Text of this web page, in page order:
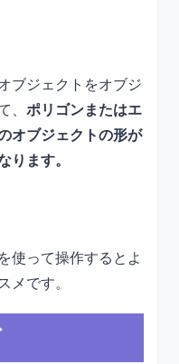
ブジェクトをオブジ
、 ポリゴンまたはエ
オブジェクトの形が
ります。
使って操作するとよ
メです。